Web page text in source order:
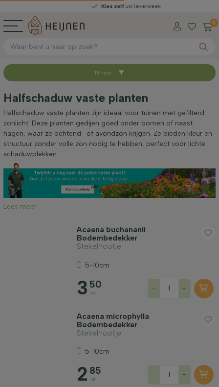
Kies zelfuw leverweek
0
Sorteer op
Beschikbaar
Hoogte bij levering (cm)
Volwassen hoogte (cm)
Geslacht
Filters
Halfschaduw vaste planten
Halfschaduw vaste planten zijn ideaal voor tuinen met gefilterd
zonlicht. Deze planten gedijen goed onder bomen of naast
hagen, waar ze ochtend- of avondzon krijgen. Ze bieden kleur en
structuur zonder volle zon nodig te hebben, perfect voor lichte
schaduwplekken.
Lees meer
Acaena buchananii
Bodembedekker
Stekelnootje
5-10cm
3 50
va
- +
Acaena microphylla
Bodembedekker
Stekelnootje
5-10cm
2 85
va
- +